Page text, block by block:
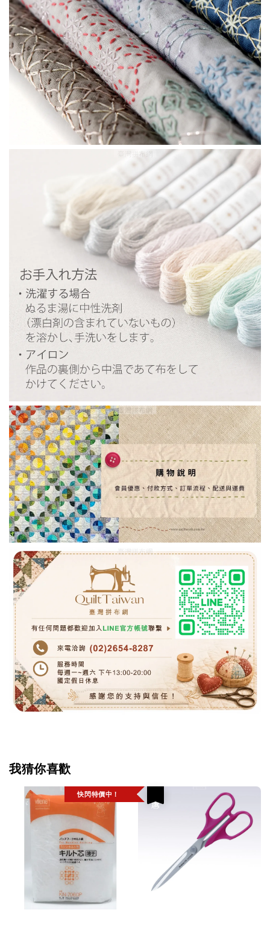
我猜你喜歡
快閃特價中！